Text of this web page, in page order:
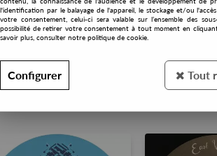
EXCLUSIVES
l'identification par le balayage de l'appareil, le stockage et/ou
votre consentement, celui-ci sera valable sur l’ensemble des
possibilité de retirer votre consentement à tout moment en
savoir plus, consulter notre politique de cookie.
Configurer Tout